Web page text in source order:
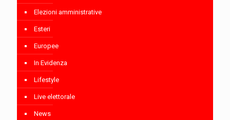
Elezioni amministrative
Esteri
Europee
In Evidenza
Lifestyle
Live elettorale
News